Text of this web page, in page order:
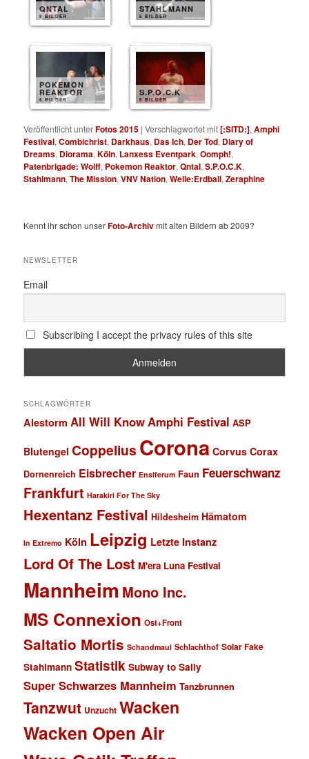
QNTAL
8 BILDER
STAHLMANN
6 BILDER
POKEMON
REAKTOR
6 BILDER
S.P.O.C.K
6 BILDER
Veröffentlicht unterFotos 2015 |Verschlagwortet mit[:SITD:],Amphi
Festival,Combichrist, Darkhaus, Das Ich, Der Tod, Diary of
Dreams, Diorama,Köln, Lanxess Eventpark,Oomph!,
Patenbrigade: Wolff, Pokemon Reaktor,Qntal,S.P.O.C.K,
Stahlmann,The Mission,VNV Nation,Welle:Erdball,Zeraphine
Kennt ihr schon unserFoto-Archivmit alten Bildern ab 2009?
NEWSLETTER
Email
Subscribing I accept the privacy rules of this site
SCHLAGWÖRTER
Alestorm All Will KnowAmphi Festival ASP
Blutengel Coppelius Corona Corvus Corax
Dornenreich Eisbrecher Ensiferum Faun Feuerschwanz
Frankfurt Harakiri For The Sky
Hexentanz Festival Hildesheim Hämatom
In Extremo Köln Leipzig Letzte Instanz
Lord Of The Lost M'era Luna Festival
Mannheim Mono Inc.
MS Connexion Ost+Front
Saltatio Mortis Schandmaul Schlachthof Solar Fake
Stahlmann Statistik Subway to Sally
Super Schwarzes Mannheim Tanzbrunnen
Tanzwut Unzucht Wacken
Wacken Open Air